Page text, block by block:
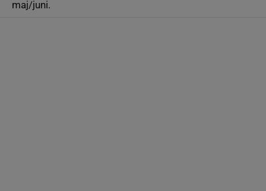
maj/juni.